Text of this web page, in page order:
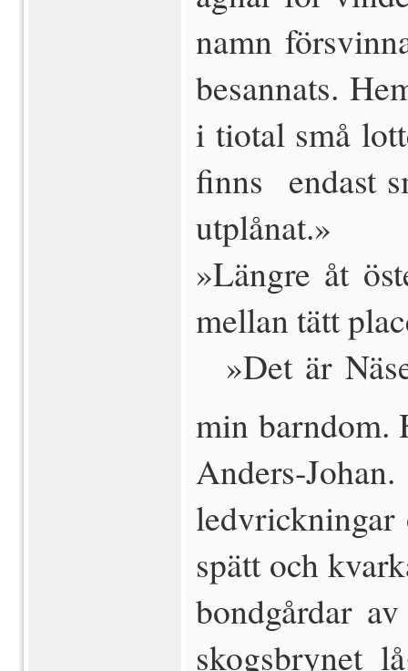
namn
besannats.
i tiotal små
finns endast
utplånat.»
»Längre åt
mellan tätt
 »Det är
min barndom.
Anders-
ledvrickningar
spätt och
bondgårdar
skogsbrynet